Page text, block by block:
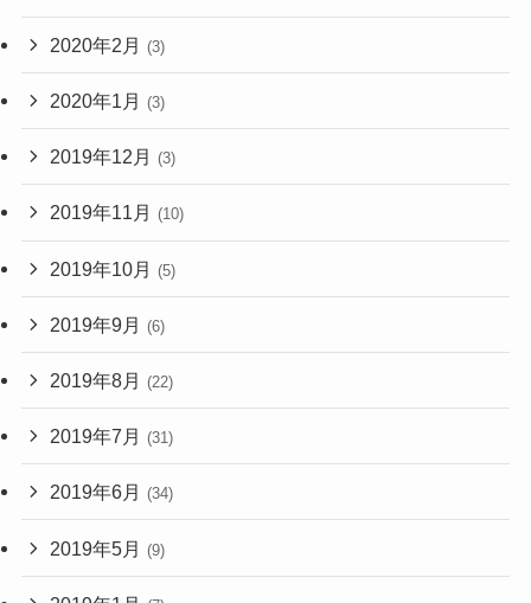
2020年2月 (3)
2020年1月 (3)
2019年12月 (3)
2019年11月 (10)
2019年10月 (5)
2019年9月 (6)
2019年8月 (22)
2019年7月 (31)
2019年6月 (34)
2019年5月 (9)